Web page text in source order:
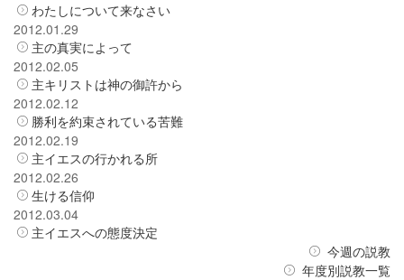
わたしについて来なさい
2012.01.29
主の真実によって
2012.02.05
主キリストは神の御許から
2012.02.12
勝利を約束されている苦難
2012.02.19
主イエスの行かれる所
2012.02.26
生ける信仰
2012.03.04
主イエスへの態度決定
今週の説教
年度別説教一覧